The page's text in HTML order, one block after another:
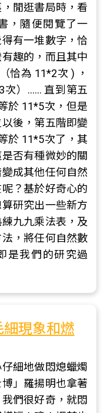
閒逛書局時，看
，隨便閱覽了一
有一堆數字，恰
趣的，而且其中
恰為 11*2次 ) ，
次）…… 直到第五
於 11*5次，但是
後，第五階即變
於 11*5次了，其
否有種微妙的關
成其他任何自然
？基於好奇心的
研究出一些新方
九九乘法表，及
，將任何自然數
是我們的研究過
現象和燃
細地做悶熄蠟燭
」羅揚明也拿著
們很好奇，就悶